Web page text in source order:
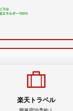
楽天トラベル